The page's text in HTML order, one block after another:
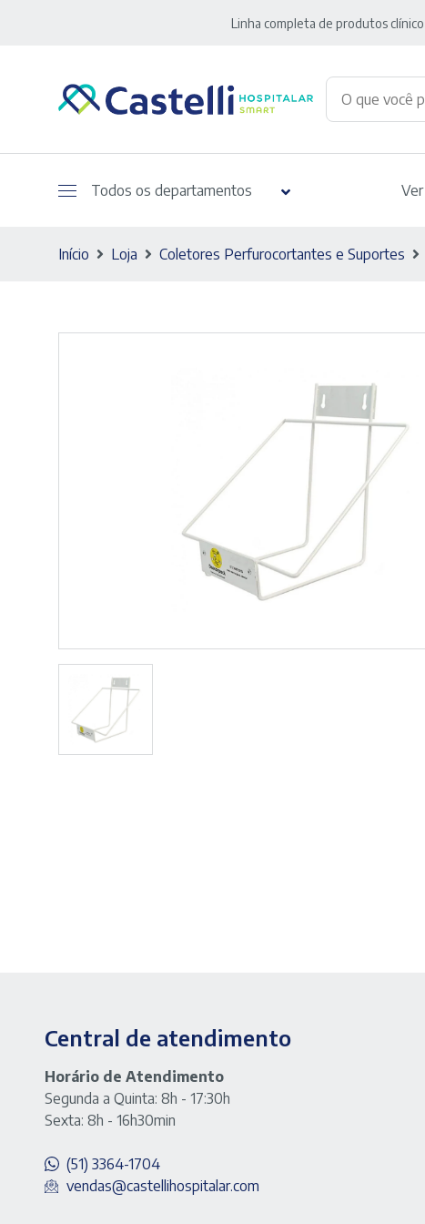
Linha completa de produtos
Todos os departamentos
Início Loja Coletores Perfurocortantes e Suportes
Central de atendimento
Horário de Atendimento
Segunda a Quinta: 8h - 17:30h
Sexta: 8h - 16h30min
(51) 3364-1704
vendas@castellihospitalar.com